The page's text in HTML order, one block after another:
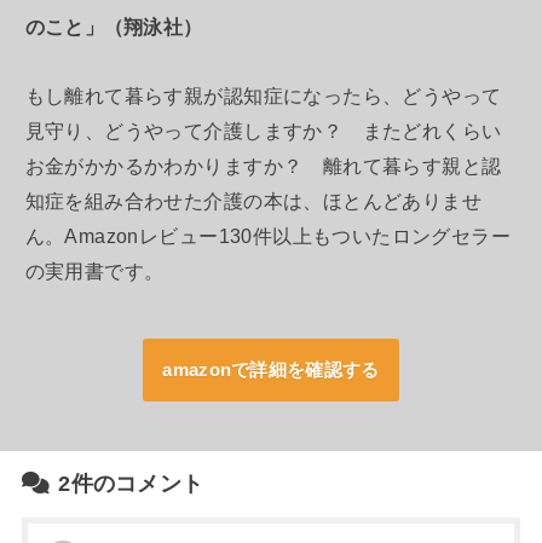
のこと」（翔泳社）
もし離れて暮らす親が認知症になったら、どうやって
見守り、どうやって介護しますか？ またどれくらい
お金がかかるかわかりますか？ 離れて暮らす親と認
知症を組み合わせた介護の本は、ほとんどありませ
ん。Amazonレビュー130件以上もついたロングセラー
の実用書です。
amazonで詳細を確認する
2件のコメント